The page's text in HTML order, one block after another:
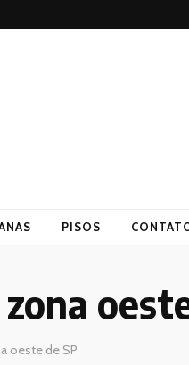
PISOS
oeste de SP